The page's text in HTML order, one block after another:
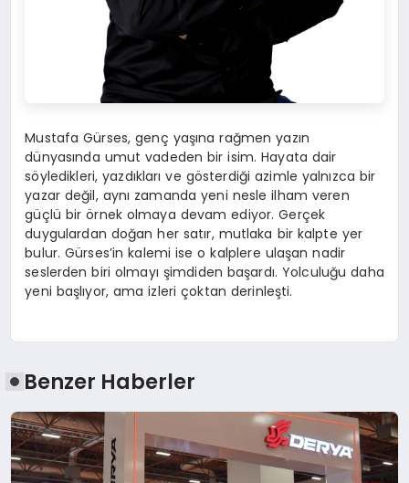
Mustafa Gürses, genç yaşına rağmen yazın
dünyasında umut vadeden bir isim. Hayata dair
söyledikleri, yazdıkları ve gösterdiği azimle yalnızca bir
yazar değil, aynı zamanda yeni nesle ilham veren
güçlü bir örnek olmaya devam ediyor. Gerçek
duygulardan doğan her satır, mutlaka bir kalpte yer
bulur. Gürses’in kalemi ise o kalplere ulaşan nadir
seslerden biri olmayı şimdiden başardı. Yolculuğu daha
yeni başlıyor, ama izleri çoktan derinleşti.
Benzer Haberler